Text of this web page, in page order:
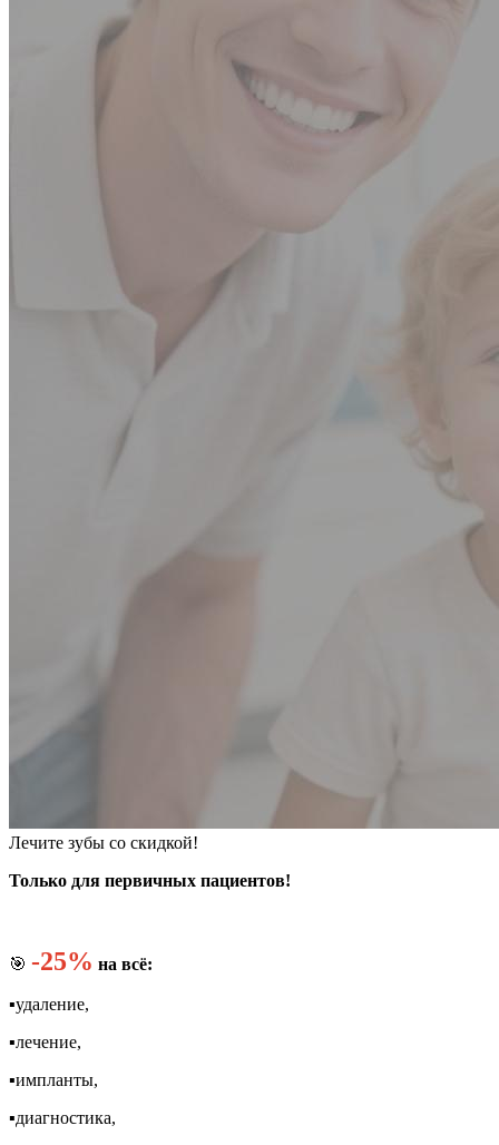
Лечите зубы со скидкой!
Только для первичных пациентов!
🎯 -25% на всё:
▪️удаление,
▪️лечение,
▪️импланты,
▪️диагностика,